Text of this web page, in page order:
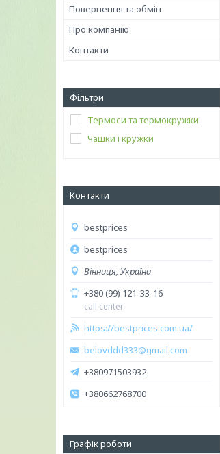
Повернення та обмін
Про компанію
Контакти
Фільтри
Термоси та термокружки
Чашки і кружки
Контакти
bestprices
bestprices
Вінниця, Україна
+380 (99) 121-33-16
call center
https://bestprices.com.ua/
belovddd333@gmail.com
+380971503932
+380662768700
Графік роботи